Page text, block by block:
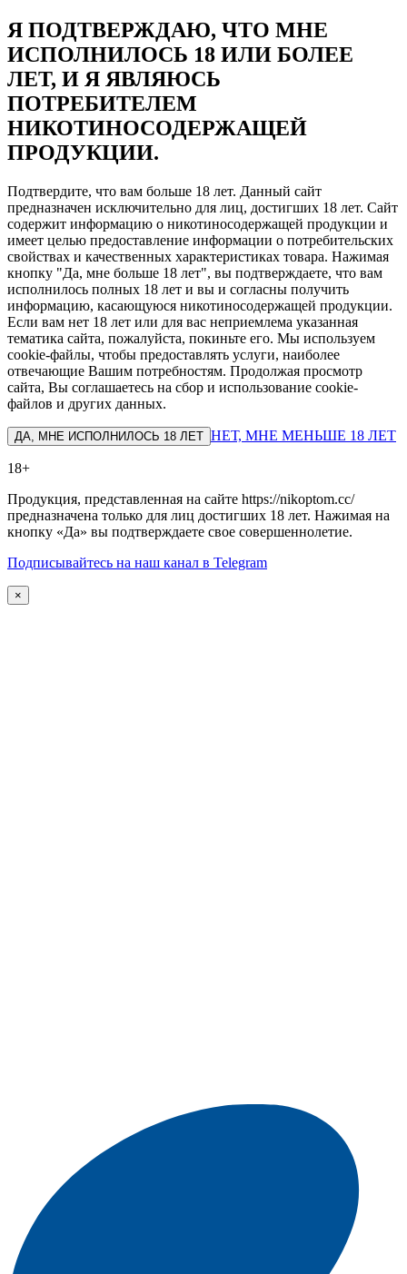
Я ПОДТВЕРЖДАЮ, ЧТО МНЕ
ИСПОЛНИЛОСЬ 18 ИЛИ БОЛЕЕ
ЛЕТ, И Я ЯВЛЯЮСЬ
ПОТРЕБИТЕЛЕМ
НИКОТИНОСОДЕРЖАЩЕЙ
ПРОДУКЦИИ.
Подтвердите, что вам больше 18 лет. Данный сайт
предназначен исключительно для лиц, достигших 18 лет. Сайт
содержит информацию о никотиносодержащей продукции и
имеет целью предоставление информации о потребительских
свойствах и качественных характеристиках товара. Нажимая
кнопку "Да, мне больше 18 лет", вы подтверждаете, что вам
исполнилось полных 18 лет и вы и согласны получить
информацию, касающуюся никотиносодержащей продукции.
Если вам нет 18 лет или для вас неприемлема указанная
тематика сайта, пожалуйста, покиньте его. Мы используем
cookie-файлы, чтобы предоставлять услуги, наиболее
отвечающие Вашим потребностям. Продолжая просмотр
сайта, Вы соглашаетесь на сбор и использование cookie-
файлов и других данных.
ДА, МНЕ ИСПОЛНИЛОСЬ 18 ЛЕТ НЕТ, МНЕ МЕНЬШЕ 18 ЛЕТ
18+
Продукция, представленная на сайте https://nikoptom.cc/
предназначена только для лиц достигших 18 лет. Нажимая на
кнопку «Да» вы подтверждаете свое совершеннолетие.
Подписывайтесь на наш канал в Telegram
×